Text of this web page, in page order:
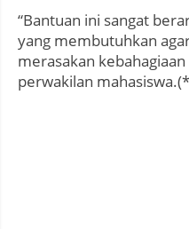
“Bantuan ini sangat
yang membutuhkan
merasakan
perwakilan